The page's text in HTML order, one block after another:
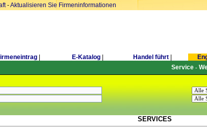
-Aktualisieren Sie Firmeninformationen
E-Katalog Handel führt
Service-
SERVICES